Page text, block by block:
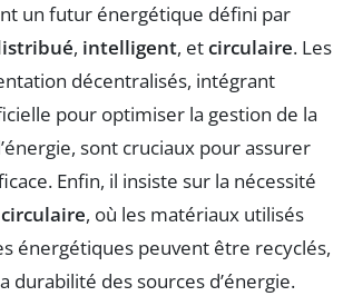
un futur énergétique défini par
, intelligent, etcirculaire. Les
décentralisés, intégrant
pour optimiser la gestion de la
sont cruciaux pour assurer
Enfin, il insiste sur la nécessité
, où les matériaux utilisés
énergétiques peuvent être recyclés,
durabilité des sources d’énergie.